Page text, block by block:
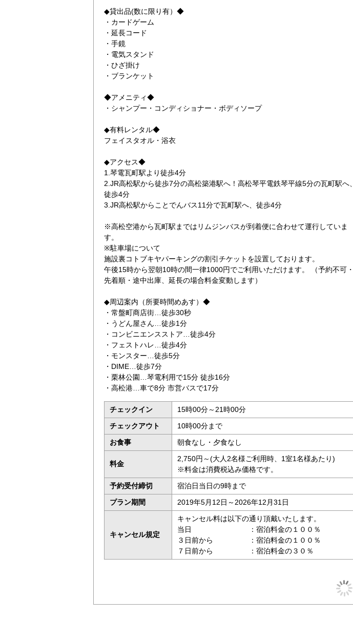
◆貸出品(数に限り有）◆
・カードゲーム
・延長コード
・手鏡
・電気スタンド
・ひざ掛け
・ブランケット
◆アメニティ◆
・シャンプー・コンディショナー・ボディソープ
◆有料レンタル◆
フェイスタオル・浴衣
◆アクセス◆
1.琴電瓦町駅より徒歩4分
2.JR高松駅から徒歩7分の高松築港駅へ！高松琴平電鉄琴平線5分の瓦町駅へ、
徒歩4分
3.JR高松駅からことでんバス11分で瓦町駅へ、徒歩4分
※高松空港から瓦町駅まではリムジンバスが到着便に合わせて運行していま
す。
※駐車場について
施設裏コトブキヤパーキングの割引チケットを設置しております。
午後15時から翌朝10時の間一律1000円でご利用いただけます。 （予約不可・
先着順・途中出庫、延長の場合料金変動します）
◆周辺案内（所要時間めあす）◆
・常盤町商店街…徒歩30秒
・うどん屋さん…徒歩1分
・コンビニエンスストア…徒歩4分
・フェストハレ…徒歩4分
・モンスター…徒歩5分
・DIME…徒歩7分
・栗林公園…琴電利用で15分 徒歩16分
・高松港…車で8分 市営バスで17分
チェックイン
15時00分～21時00分
チェックアウト
10時00分まで
お食事
朝食なし・夕食なし
料金
2,750円～(大人2名様ご利用時、1室1名様あたり)
※料金は消費税込み価格です。
予約受付締切
宿泊日当日の9時まで
プラン期間
2019年5月12日～2026年12月31日
キャンセル規定
キャンセル料は以下の通り頂戴いたします。
当日 ：宿泊料金の１００％
３日前から ：宿泊料金の１００％
７日前から ：宿泊料金の３０％